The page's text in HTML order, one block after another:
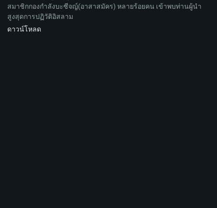
สมาชิกกองกำลังบะซีจญ์(อาสาสมัคร) หลายร้อยคน เข้าพบท่านผู้นำ
สูงสุดการปฏิวัติอิสลาม
ดาวน์โหลด